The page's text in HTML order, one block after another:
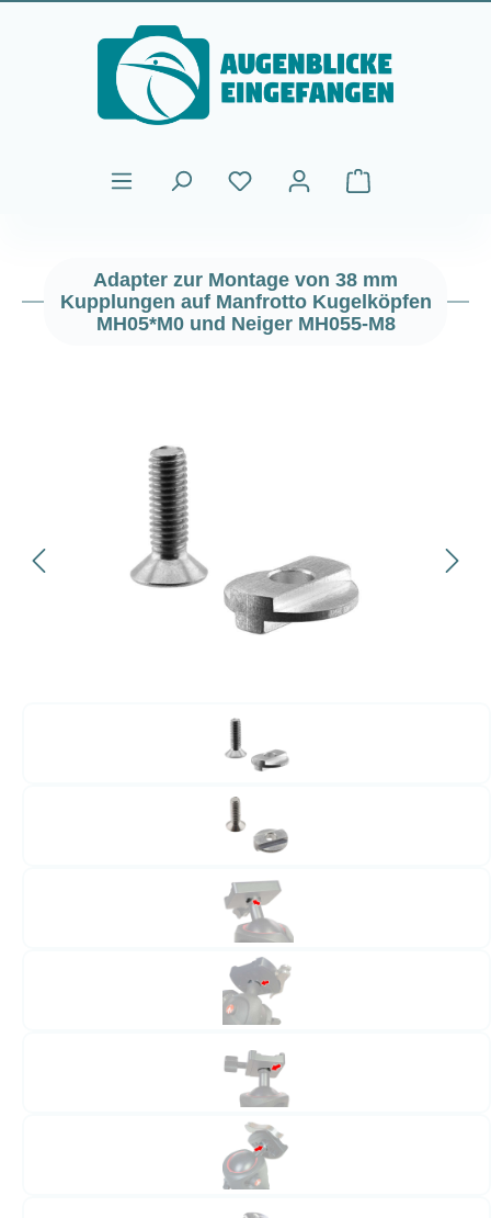
Zum Hauptinhalt springen
Warenkorb
Adapter zur Montage von 38 mm
Kupplungen auf Manfrotto Kugelköpfen
MH05*M0 und Neiger MH055-M8